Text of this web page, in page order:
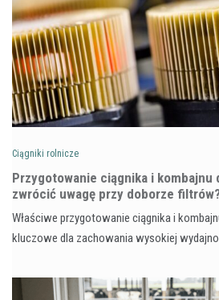
Ciągniki rolnicze
Przygotowanie ciągnika i kombajnu
zwrócić uwagę przy doborze
Właściwe przygotowanie ciągnika i
kluczowe dla zachowania wysokiej